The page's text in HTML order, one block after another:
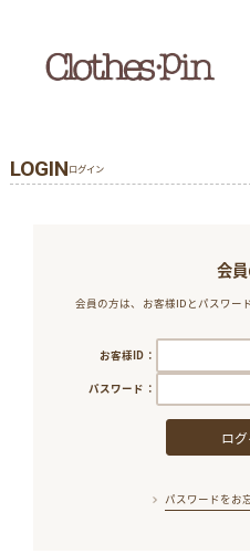
LOGINログイン
会
会員の方は、お客様IDとパスワー
お客様ID：
パスワード：
ロ
パスワードをお